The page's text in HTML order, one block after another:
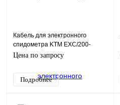
Кабель для электронного
спидометра KTM EXC/200-
525/06->
Цена по запросу
Подробнее